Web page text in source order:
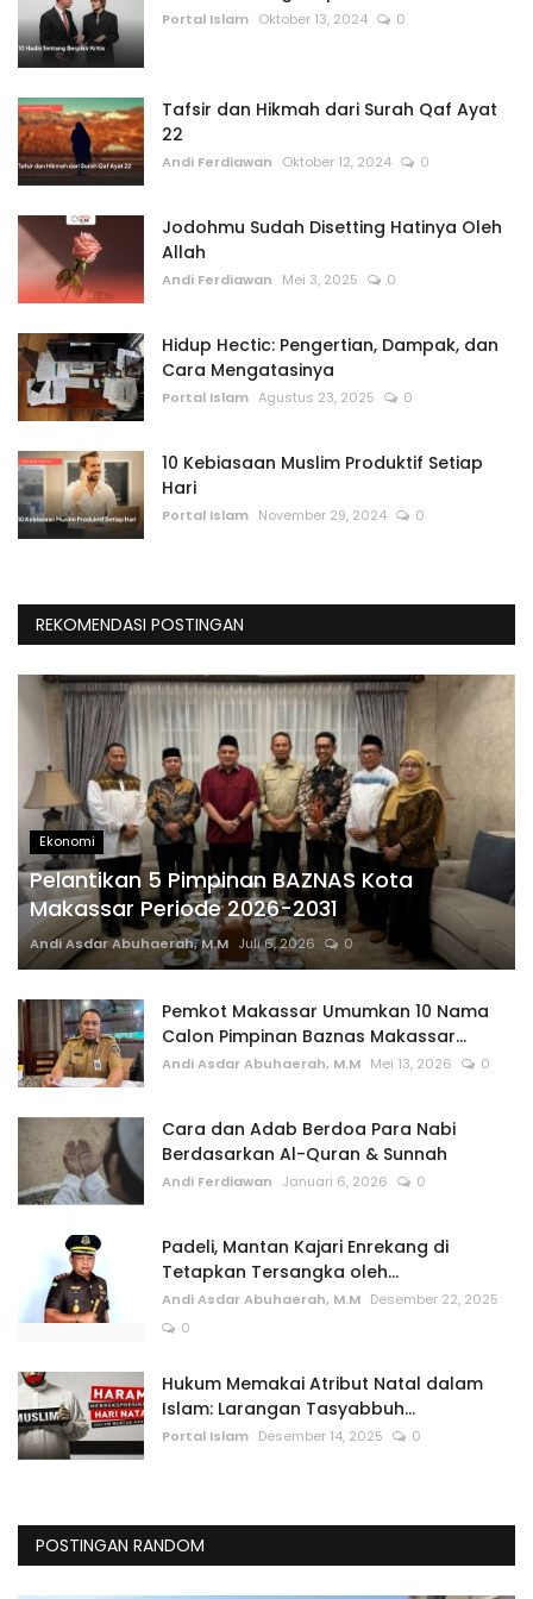
Portal Islam Oktober 13, 2024 0
Tafsir dan Hikmah dari Surah Qaf Ayat
22
Andi Ferdiawan Oktober 12, 2024 0
Jodohmu Sudah Disetting Hatinya Oleh
Allah
Andi Ferdiawan Mei 3, 2025 0
Hidup Hectic: Pengertian, Dampak, dan
Cara Mengatasinya
Portal Islam Agustus 23, 2025 0
10 Kebiasaan Muslim Produktif Setiap
Hari
Portal Islam November 29, 2024 0
REKOMENDASI POSTINGAN
Ekonomi
Pelantikan 5 Pimpinan BAZNAS Kota
Makassar Periode 2026-2031
Andi Asdar Abuhaerah, M.M Juli 6, 2026 0
Pemkot Makassar Umumkan 10 Nama
Calon Pimpinan Baznas Makassar...
Andi Asdar Abuhaerah, M.M Mei 13, 2026 0
Cara dan Adab Berdoa Para Nabi
Berdasarkan Al-Quran & Sunnah
Andi Ferdiawan Januari 6, 2026 0
Padeli, Mantan Kajari Enrekang di
Tetapkan Tersangka oleh...
Andi Asdar Abuhaerah, M.M Desember 22, 2025
0
Hukum Memakai Atribut Natal dalam
Islam: Larangan Tasyabbuh...
Portal Islam Desember 14, 2025 0
POSTINGAN RANDOM